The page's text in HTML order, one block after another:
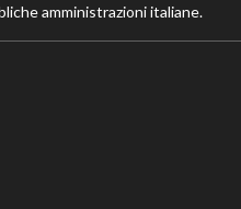
amministrazioni italiane.